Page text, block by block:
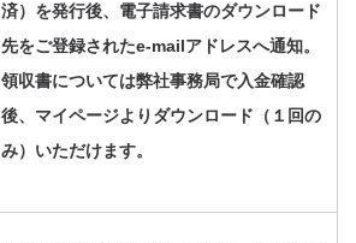
済）を発行後、電子請求書のダウンロード
先をご登録されたe-mailアドレスへ通知。
領収書については弊社事務局で入金確認
後、マイページよりダウンロード（１回の
み）いただけます。